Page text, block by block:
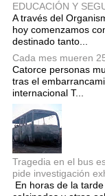
EDUCACIÓN Y
A través del
hoy comenzamos
destinado tanto...
Cada mes mueren
Catorce personas
tras el
internacional T...
Tragedia en el bus
pide investigación
En horas de la